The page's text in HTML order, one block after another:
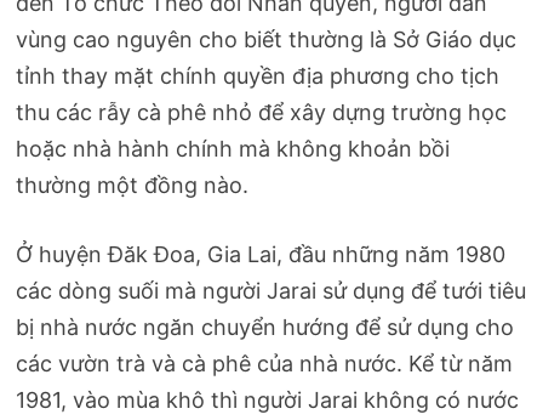
vùng cao nguyên cho biết thường là Sở Giáo dục
tỉnh thay mặt chính quyền địa phương cho tịch
thu các rẫy cà phê nhỏ để xây dựng trường học
hoặc nhà hành chính mà không khoản bồi
thường một đồng nào.
Ở huyện Đăk Đoa, Gia Lai, đầu những năm 1980
các dòng suối mà người Jarai sử dụng để tưới tiêu
bị nhà nước ngăn chuyển hướng để sử dụng cho
các vườn trà và cà phê của nhà nước. Kể từ năm
1981, vào mùa khô thì người Jarai không có nước